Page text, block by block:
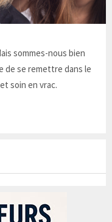
sommes-nous bien
de se remettre dans le
soin en vrac.